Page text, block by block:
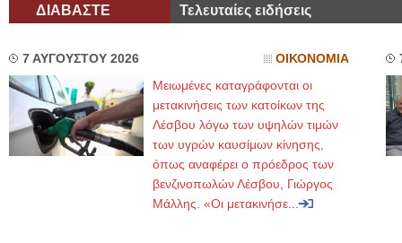
ΔΙΑΒΑΣΤΕ Τελευταίες ειδήσεις
7 ΑΥΓΟΥΣΤΟΥ 2026 ΟΙΚΟΝΟΜΙΑ
Μειωμένες καταγράφονται οι
μετακινήσεις των κατοίκων της
Λέσβου λόγω των υψηλών τιμών
των υγρών καυσίμων κίνησης,
όπως αναφέρει ο πρόεδρος των
βενζινοπωλών Λέσβου, Γιώργος
Μάλλης. «Οι μετακινήσε...